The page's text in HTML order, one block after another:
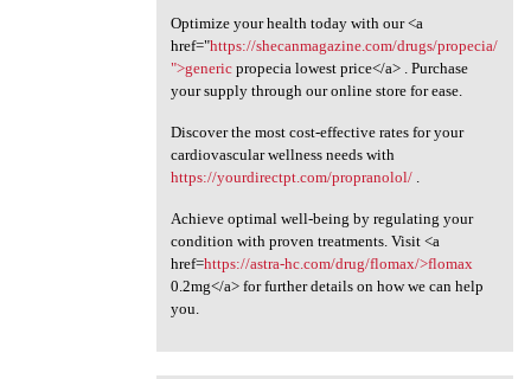
Optimize your health today with our <a
href="https://shecanmagazine.com/drugs/propecia/
">genericpropecia lowest price</a> . Purchase
your supply through our online store for ease.
Discover the most cost-effective rates for your
cardiovascular wellness needs with
https://yourdirectpt.com/propranolol/.
Achieve optimal well-being by regulating your
condition with proven treatments. Visit <a
href=https://astra-hc.com/drug/flomax/>flomax
0.2mg</a> for further details on how we can help
you.